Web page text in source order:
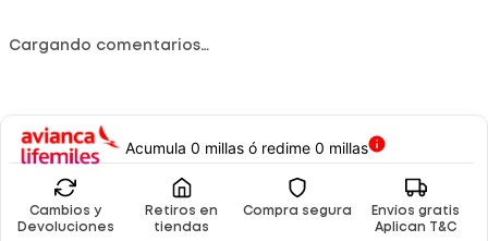
Cargando comentarios…
Acumula 0 millas ó redime 0 millas
Cambios y
Devoluciones
Retiros en
tiendas
Compra segura
Envíos gratis
Aplican T&C